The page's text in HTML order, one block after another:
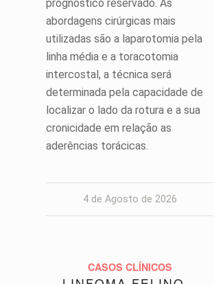
prognóstico reservado. As
abordagens cirúrgicas mais
utilizadas são a laparotomia pela
linha média e a toracotomia
intercostal, a técnica será
determinada pela capacidade de
localizar o lado da rotura e a sua
cronicidade em relação as
aderências torácicas.
4 de Agosto de 2026
CASOS CLÍNICOS